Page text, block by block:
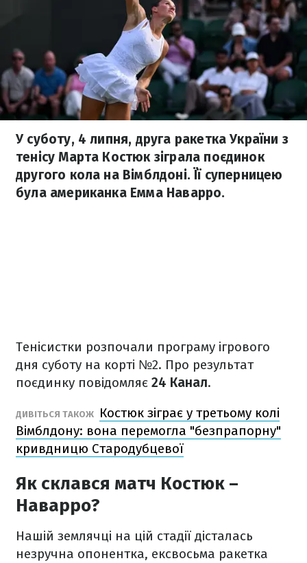
У суботу, 4 липня, друга ракетка України з
тенісу Марта Костюк зіграла поєдинок
другого кола на Вімблдоні. Її суперницею
була американка Емма Наварро.
Тенісистки розпочали програму ігрового
дня суботу на корті №2. Про результат
поєдинку повідомляє 24 Канал.
ДИВІТЬСЯ ТАКОЖ
Костюк зіграє у третьому колі
Вімблдону: вона перемогла "безпрапорну"
кривдницю Стародубцевої
Як склався матч Костюк –
Наварро?
Нашій землячці на цій стадії дісталась
незручна опонентка, ексвосьма ракетка